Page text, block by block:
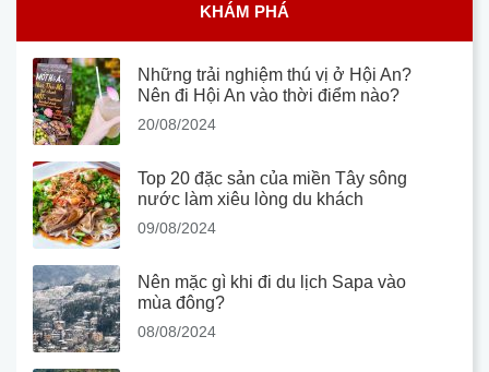
KHÁM PHÁ
Những trải nghiệm thú vị ở Hội An?
Nên đi Hội An vào thời điểm nào?
20/08/2024
Top 20 đặc sản của miền Tây sông
nước làm xiêu lòng du khách
09/08/2024
Nên mặc gì khi đi du lịch Sapa vào
mùa đông?
08/08/2024